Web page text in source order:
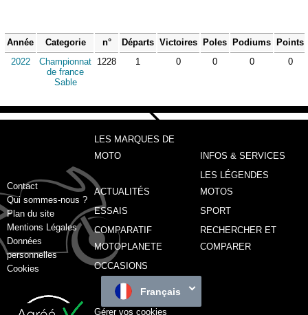
Année Categorie n° Départs Victoires Poles Podiums
Points
2022
Championnat
de france
Sable
1228 1 0 0 0 0
Contact
Qui sommes-nous ?
Plan du site
Mentions Légales
Données
personnelles
Cookies
LES MARQUES DE
MOTO
INFOS & SERVICES
ACTUALITÉS
LES LÉGENDES
MOTOS
ESSAIS
SPORT
COMPARATIF
MOTOPLANETE
RECHERCHER ET
COMPARER
OCCASIONS
Français
Gérer vos cookies